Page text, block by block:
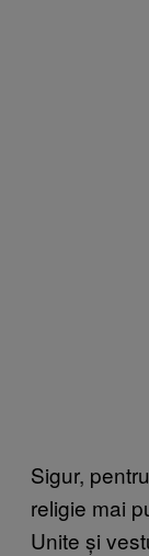
Sigur,
religie mai
Unite și